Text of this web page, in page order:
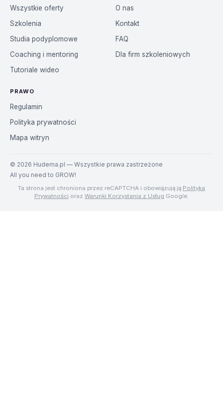
Wszystkie oferty
Szkolenia
Studia podyplomowe
Coaching i mentoring
Tutoriale wideo
O nas
Kontakt
FAQ
Dla firm szkoleniowych
PRAWO
Regulamin
Polityka prywatności
Mapa witryn
© 2026 Hudema.pl — Wszystkie prawa zastrzeżone
All you need to GROW!
Ta strona jest chroniona przez reCAPTCHA i obowiązują ją Polityka
Prywatności oraz Warunki Korzystania z Usług Google.